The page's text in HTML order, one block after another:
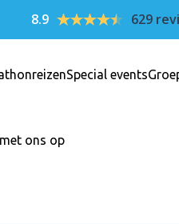
8.9 629
Special events
met ons op